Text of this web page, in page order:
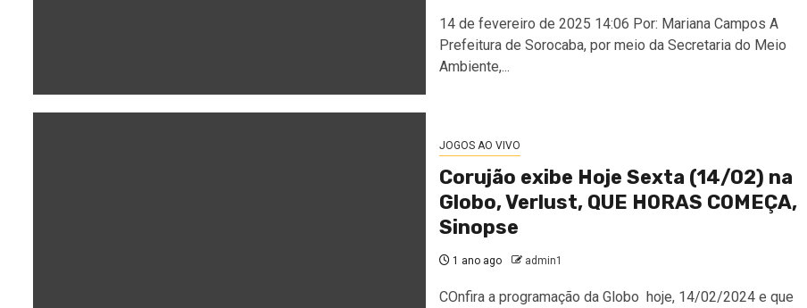
14 de fevereiro de 2025 14:06 Por: Mariana Campos A
Prefeitura de Sorocaba, por meio da Secretaria do Meio
Ambiente,...
JOGOS AO VIVO
Corujão exibe Hoje Sexta (14/02) na
Globo, Verlust, QUE HORAS COMEÇA,
Sinopse
1 ano ago admin1
COnfira a programação da Globo hoje, 14/02/2024 e que